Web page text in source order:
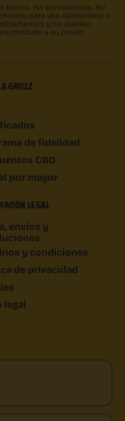
tópico. No psicoactivos. No
para uso Alimentario o
y no pueden
consulte a su propio
GRILLZ
de fidelidad
CBD
por mayor
LEGAL
envíos y
y condiciones
de privacidad
legal